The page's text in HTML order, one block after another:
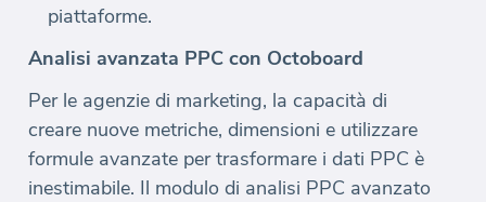
piattaforme.
Analisi avanzata PPC con Octoboard
Per le agenzie di marketing, la capacità di
creare nuove metriche, dimensioni e utilizzare
formule avanzate per trasformare i dati PPC è
inestimabile. Il modulo di analisi PPC avanzato